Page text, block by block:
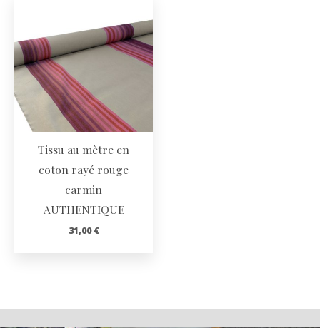
Tissu au mètre en
coton rayé rouge
carmin
AUTHENTIQUE
31,00€